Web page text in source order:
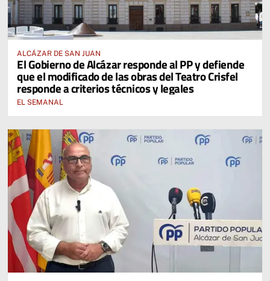
ALCÁZAR DE SAN JUAN
El Gobierno de Alcázar responde al PP y defiende
que el modificado de las obras del Teatro Crisfel
responde a criterios técnicos y legales
EL SEMANAL